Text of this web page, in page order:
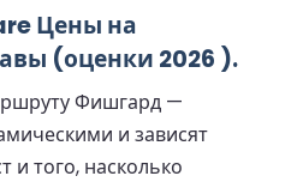
Цены на
(оценки 2026 ).
Фишгард —
и зависят
и того, насколько